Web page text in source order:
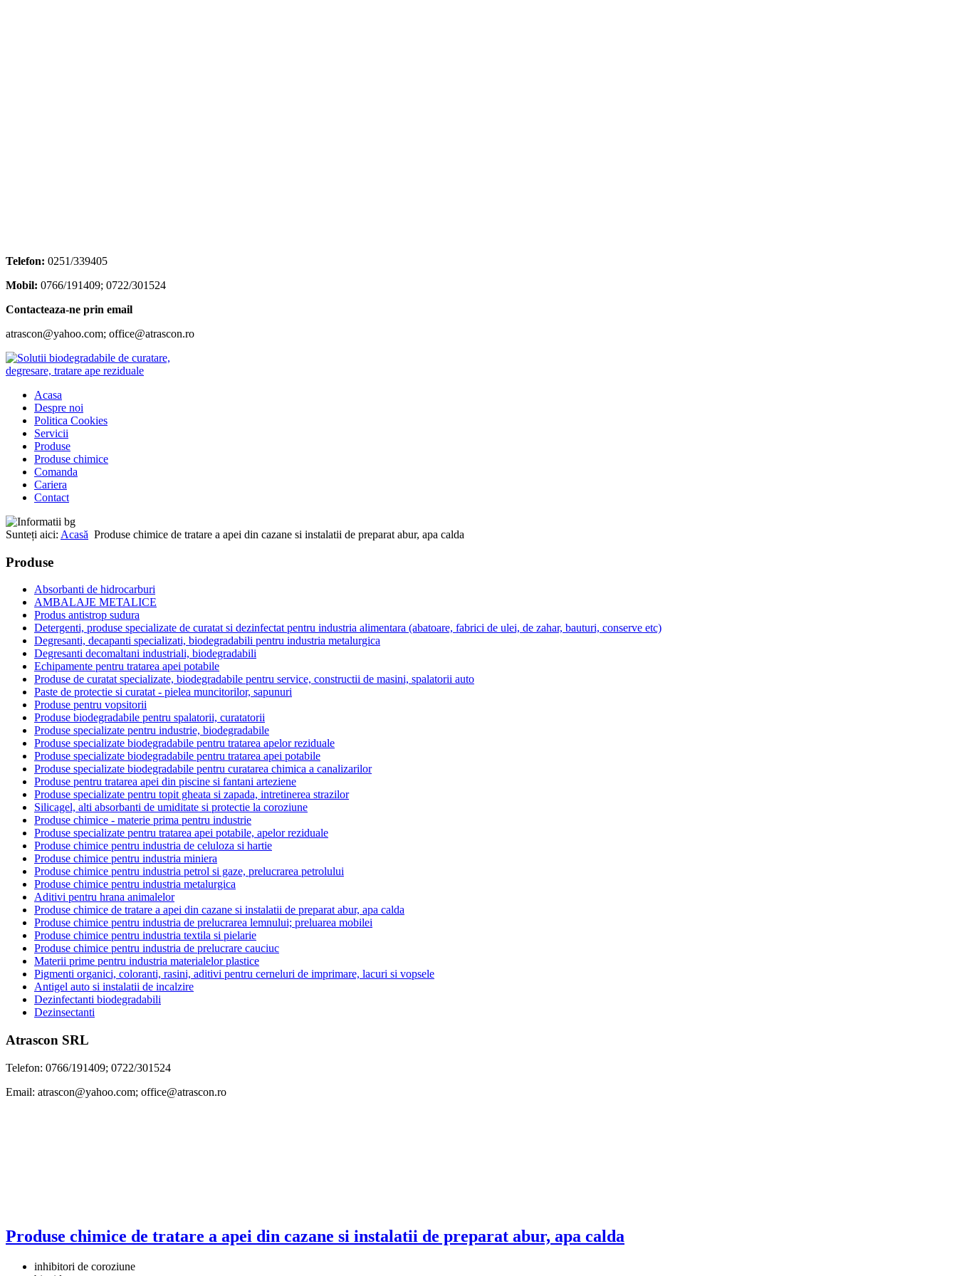
Telefon: 0251/339405
Mobil: 0766/191409; 0722/301524
Contacteaza-ne prin email
atrascon@yahoo.com; office@atrascon.ro
Acasa
Despre noi
Politica Cookies
Servicii
Produse
Produse chimice
Comanda
Cariera
Contact
Sunteți aici: Acasă Produse chimice de tratare a apei din cazane si instalatii de preparat abur, apa calda
Produse
Absorbanti de hidrocarburi
AMBALAJE METALICE
Produs antistrop sudura
Detergenti, produse specializate de curatat si dezinfectat pentru industria alimentara (abatoare, fabrici de ulei, de zahar, bauturi, conserve etc)
Degresanti, decapanti specializati, biodegradabili pentru industria metalurgica
Degresanti decomaltani industriali, biodegradabili
Echipamente pentru tratarea apei potabile
Produse de curatat specializate, biodegradabile pentru service, constructii de masini, spalatorii auto
Paste de protectie si curatat - pielea muncitorilor, sapunuri
Produse pentru vopsitorii
Produse biodegradabile pentru spalatorii, curatatorii
Produse specializate pentru industrie, biodegradabile
Produse specializate biodegradabile pentru tratarea apelor reziduale
Produse specializate biodegradabile pentru tratarea apei potabile
Produse specializate biodegradabile pentru curatarea chimica a canalizarilor
Produse pentru tratarea apei din piscine si fantani arteziene
Produse specializate pentru topit gheata si zapada, intretinerea strazilor
Silicagel, alti absorbanti de umiditate si protectie la coroziune
Produse chimice - materie prima pentru industrie
Produse specializate pentru tratarea apei potabile, apelor reziduale
Produse chimice pentru industria de celuloza si hartie
Produse chimice pentru industria miniera
Produse chimice pentru industria petrol si gaze, prelucrarea petrolului
Produse chimice pentru industria metalurgica
Aditivi pentru hrana animalelor
Produse chimice de tratare a apei din cazane si instalatii de preparat abur, apa calda
Produse chimice pentru industria de prelucrarea lemnului; preluarea mobilei
Produse chimice pentru industria textila si pielarie
Produse chimice pentru industria de prelucrare cauciuc
Materii prime pentru industria materialelor plastice
Pigmenti organici, coloranti, rasini, aditivi pentru cerneluri de imprimare, lacuri si vopsele
Antigel auto si instalatii de incalzire
Dezinfectanti biodegradabili
Dezinsectanti
Atrascon SRL
Telefon: 0766/191409; 0722/301524
Email: atrascon@yahoo.com; office@atrascon.ro
Produse chimice de tratare a apei din cazane si instalatii de preparat abur, apa calda
inhibitori de coroziune